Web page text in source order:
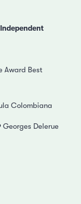
Award Best
Colombiana
Georges Delerue